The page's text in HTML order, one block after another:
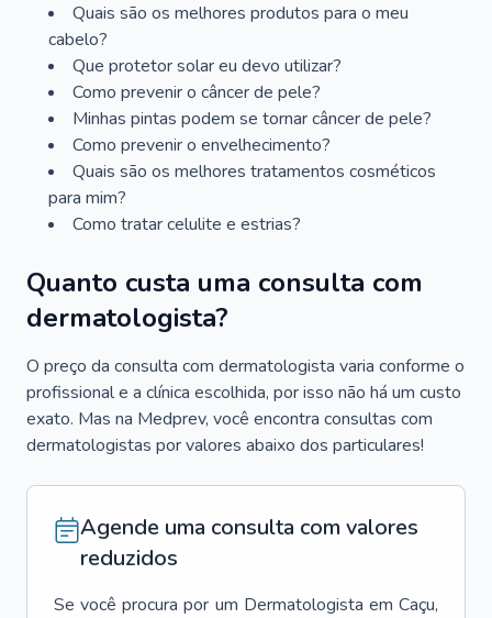
Quais são os melhores produtos para o meu
cabelo?
Que protetor solar eu devo utilizar?
Como prevenir o câncer de pele?
Minhas pintas podem se tornar câncer de pele?
Como prevenir o envelhecimento?
Quais são os melhores tratamentos cosméticos
para mim?
Como tratar celulite e estrias?
Quanto custa uma consulta com
dermatologista?
O preço da consulta com dermatologista varia conforme o
profissional e a clínica escolhida, por isso não há um custo
exato. Mas na Medprev, você encontra consultas com
dermatologistas por valores abaixo dos particulares!
Agende uma consulta com valores
reduzidos
Se você procura por um Dermatologista em Caçu,